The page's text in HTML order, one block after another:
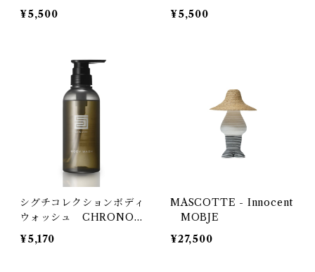
BENJAMIN ILUM CO
LLECTION
¥5,500
RME
¥5,500
シグチコレクションボディ
ウォッシュ CHRONO
CHARME
¥5,170
MASCOTTE - Innocent
MOBJE
¥27,500